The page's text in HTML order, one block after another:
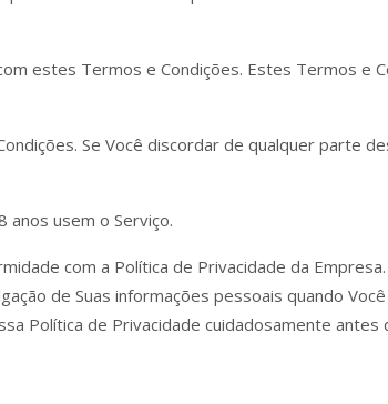
estes Termos e Condições. Estes Termos e
Se Você discordar de qualquer parte
anos usem o Serviço.
com a Política de Privacidade da
de Suas informações pessoais quando
Política de Privacidade cuidadosamente antes